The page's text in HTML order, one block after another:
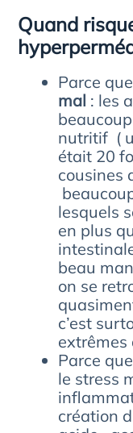
Quand
Parce que
mal : les
nutritif (
était 20
cousines
lesquels
en plus
beau
on se
c’est
extrêmes
Parce
le stress
création